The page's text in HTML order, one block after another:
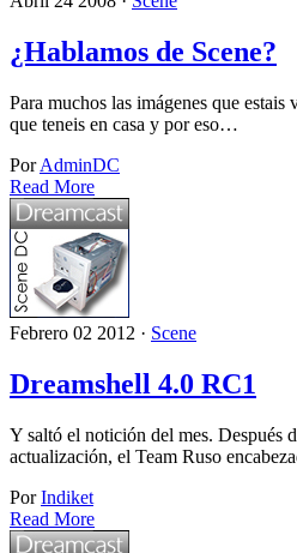
¿Hablamos de Scene?
Para muchos las imágenes que
que teneis en casa y por eso…
PorAdminDC
Read More
Febrero 02 2012 · Scene
Dreamshell 4.0 RC1
Y saltó el notición del mes. Después
actualización, el Team Ruso
PorIndiket
Read More